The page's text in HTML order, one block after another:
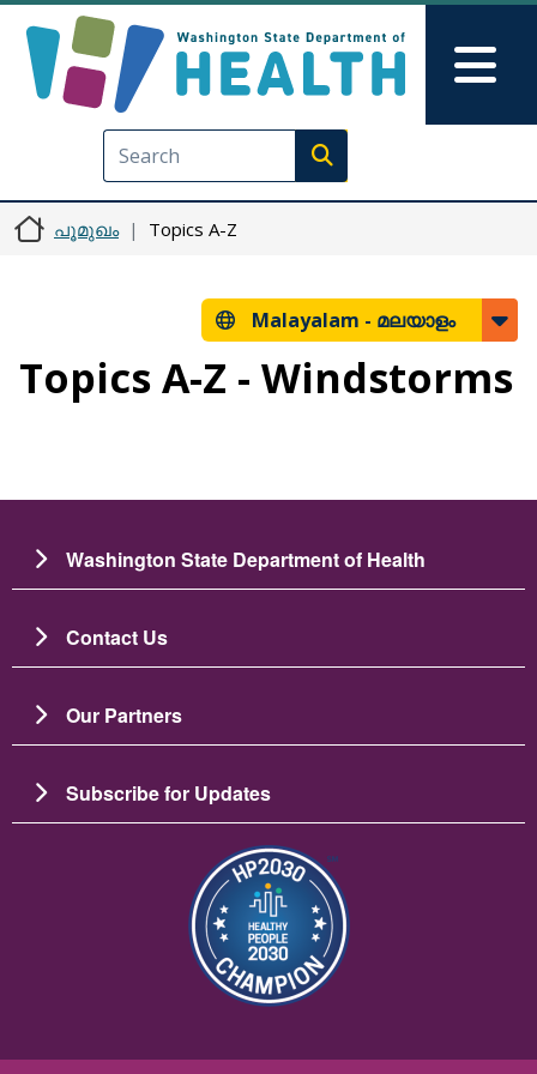
Execute search
പൂമുഖം Topics A-Z
Malayalam - മലയാളം
Topics A-Z - Windstorms
Washington State Department of Health
Contact Us
Our Partners
Subscribe for Updates
ചിത്രം